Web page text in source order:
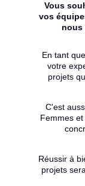
Vous
vos
nous
En tant
votre
projets
C'est
Femmes
Réussir à
projets